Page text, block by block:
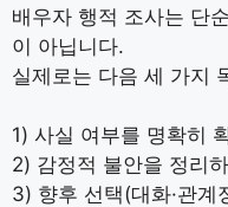
배우자 행적 조사는 단
이 아닙니다.
실제로는 다음 세 가지
1) 사실 여부를 명확히
2) 감정적 불안을 정리
3) 향후 선택(대화·관계